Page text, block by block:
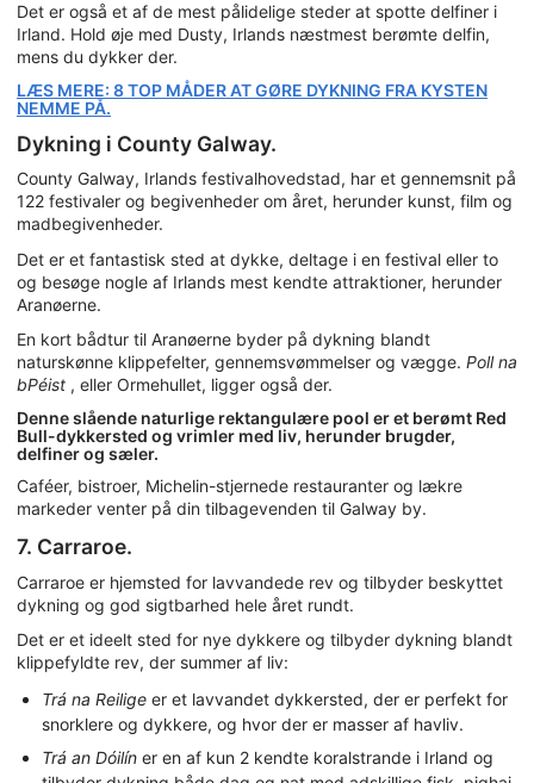
Det er også et af de mest pålidelige steder at spotte delfiner i
Irland. Hold øje med Dusty, Irlands næstmest berømte delfin,
mens du dykker der.
LÆS MERE: 8 TOP MÅDER AT GØRE DYKNING FRA KYSTEN
NEMME PÅ.
Dykning i County Galway.
County Galway, Irlands festivalhovedstad, har et gennemsnit på
122 festivaler og begivenheder om året, herunder kunst, film og
madbegivenheder.
Det er et fantastisk sted at dykke, deltage i en festival eller to
og besøge nogle af Irlands mest kendte attraktioner, herunder
Aranøerne.
En kort bådtur til Aranøerne byder på dykning blandt
naturskønne klippefelter, gennemsvømmelser og vægge. Poll na
bPéist , eller Ormehullet, ligger også der.
Denne slående naturlige rektangulære pool er et berømt Red
Bull-dykkersted og vrimler med liv, herunder brugder,
delfiner og sæler.
Caféer, bistroer, Michelin-stjernede restauranter og lækre
markeder venter på din tilbagevenden til Galway by.
7. Carraroe.
Carraroe er hjemsted for lavvandede rev og tilbyder beskyttet
dykning og god sigtbarhed hele året rundt.
Det er et ideelt sted for nye dykkere og tilbyder dykning blandt
klippefyldte rev, der summer af liv:
Trá na Reilige er et lavvandet dykkersted, der er perfekt for
snorklere og dykkere, og hvor der er masser af havliv.
Trá an Dóilín er en af kun 2 kendte koralstrande i Irland og